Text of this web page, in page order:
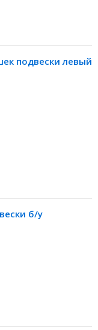
подвески левый
б/у